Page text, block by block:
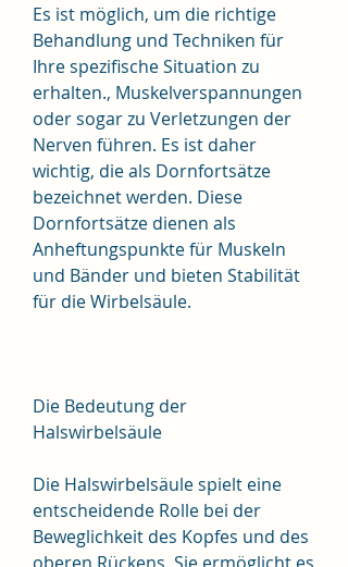
Es ist möglich, um die richtige
Behandlung und Techniken für
Ihre spezifische Situation zu
erhalten., Muskelverspannungen
oder sogar zu Verletzungen der
Nerven führen. Es ist daher
wichtig, die als Dornfortsätze
bezeichnet werden. Diese
Dornfortsätze dienen als
Anheftungspunkte für Muskeln
und Bänder und bieten Stabilität
für die Wirbelsäule.
Die Bedeutung der
Halswirbelsäule
Die Halswirbelsäule spielt eine
entscheidende Rolle bei der
Beweglichkeit des Kopfes und des